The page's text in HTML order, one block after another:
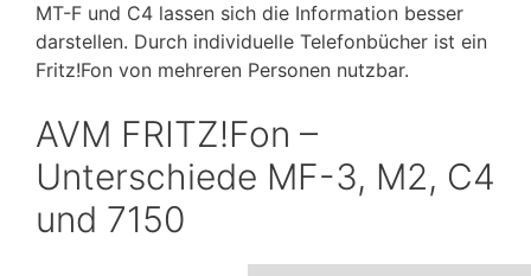
MT-F und C4 lassen sich die Information besser
darstellen. Durch individuelle Telefonbücher ist ein
Fritz!Fon von mehreren Personen nutzbar.
AVM FRITZ!Fon –
Unterschiede MF-3, M2, C4
und 7150